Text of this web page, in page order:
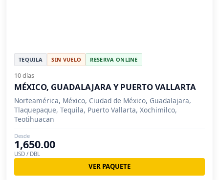
TEQUILA SIN VUELO RESERVA ONLINE
10 días
MÉXICO, GUADALAJARA Y PUERTO VALLARTA
Norteamérica, México, Ciudad de México, Guadalajara,
Tlaquepaque, Tequila, Puerto Vallarta, Xochimilco,
Teotihuacan
Desde
1,650.00
USD / DBL
VER PAQUETE